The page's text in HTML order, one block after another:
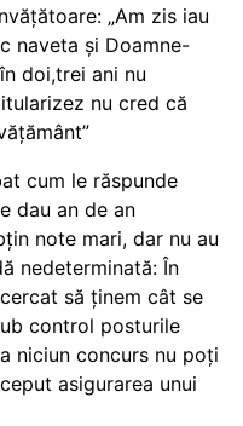
„Am zis iau
naveta și Doamne-
doi,trei ani nu
nu cred că
cum le răspunde
dau an de an
note mari, dar nu au
nedeterminată: În
să ținem cât se
control posturile
niciun concurs nu poți
asigurarea unui